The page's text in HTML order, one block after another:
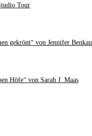
Tour
gekrönt“ von Jennifer Benkau
Höfe“ von Sarah J. Maas